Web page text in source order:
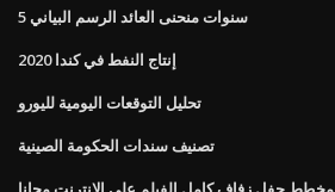
5 سنوات منحنى العائد الرسم البياني
إنتاج النفط في كندا 2020
تحليل التوقعات اليومية لليورو
تصنيف سندات الحكومة الصينية